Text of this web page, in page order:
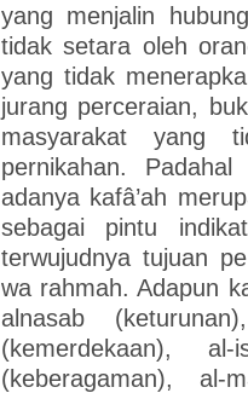
yang menjalin
tidak setara oleh
yang tidak
jurang perceraian,
masyarakat yang
pernikahan.
adanya kafâ’ah
sebagai pintu
terwujudnya tujuan
wa rahmah. Adapun
alnasab
(kemerdekaan), al-
(keberagaman), al-